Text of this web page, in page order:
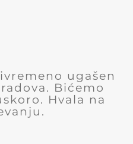
ugašen
Bićemo
Hvala na